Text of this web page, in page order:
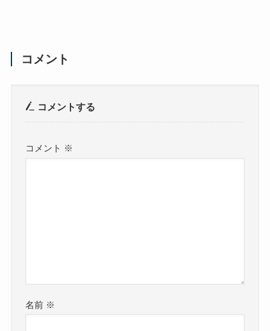
コメント
コメントする
コメント ※
名前 ※